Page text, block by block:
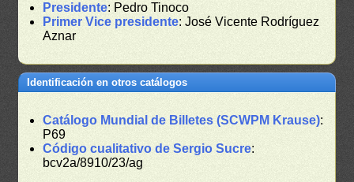
Presidente: Pedro Tinoco
Primer Vice presidente: José Vicente Rodríguez
Aznar
Identificación en otros catálogos
Catálogo Mundial de Billetes (SCWPM Krause):
P69
Código cualitativo de Sergio Sucre:
bcv2a/8910/23/ag